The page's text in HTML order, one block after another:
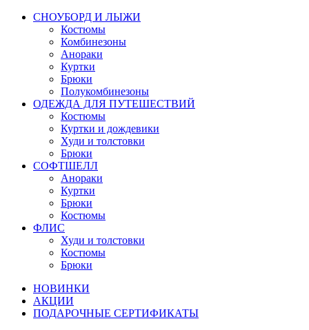
СНОУБОРД И ЛЫЖИ
Костюмы
Комбинезоны
Анораки
Куртки
Брюки
Полукомбинезоны
ОДЕЖДА ДЛЯ ПУТЕШЕСТВИЙ
Костюмы
Куртки и дождевики
Худи и толстовки
Брюки
СОФТШЕЛЛ
Анораки
Куртки
Брюки
Костюмы
ФЛИС
Худи и толстовки
Костюмы
Брюки
НОВИНКИ
АКЦИИ
ПОДАРОЧНЫЕ СЕРТИФИКАТЫ